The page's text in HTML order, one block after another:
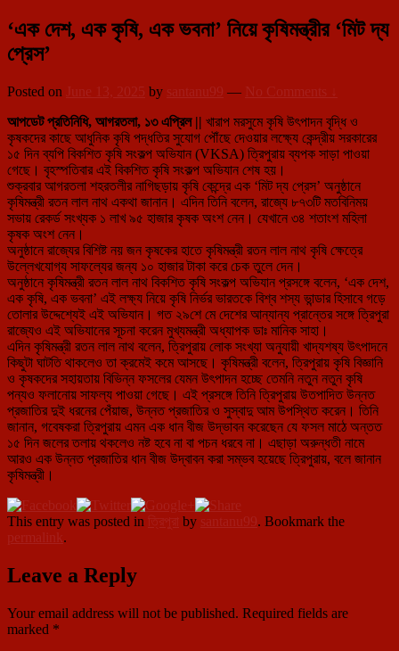
‘এক দেশ, এক কৃষি, এক ভবনা’ নিয়ে কৃষিমন্ত্রীর ‘মিট দ্য
প্রেস’
Posted on June 13, 2025 by santanu99 — No Comments ↓
আপডেট প্রতিনিধি, আগরতলা, ১৩ এপ্রিল || খারাপ মরসুমে কৃষি উৎপাদন বৃদ্ধি ও
কৃষকদের কাছে আধুনিক কৃষি পদ্ধতির সুযোগ পৌঁছে দেওয়ার লক্ষ্যে কেন্দ্রীয় সরকারের
১৫ দিন ব্যপি বিকশিত কৃষি সংকল্প অভিযান (VKSA) ত্রিপুরায় ব্যপক সাড়া পাওয়া
গেছে। বৃহস্পতিবার এই বিকশিত কৃষি সংকল্প অভিযান শেষ হয়।
শুক্রবার আগরতলা শহরতলীর নাগিছড়ায় কৃষি কেন্দ্রে এক ‘মিট দ্য প্রেস’ অনুষ্ঠানে
কৃষিমন্ত্রী রতন লাল নাথ একথা জানান। এদিন তিনি বলেন, রাজ্যে ৮৭৩টি মতবিনিময়
সভায় রেকর্ড সংখ্যক ১ লাখ ৯৫ হাজার কৃষক অংশ নেন। যেখানে ৩৪ শতাংশ মহিলা
কৃষক অংশ নেন।
অনুষ্ঠানে রাজ্যের বিশিষ্ট নয় জন কৃষকের হাতে কৃষিমন্ত্রী রতন লাল নাথ কৃষি ক্ষেত্রে
উল্লেখযোগ্য সাফল্যের জন্য ১০ হাজার টাকা করে চেক তুলে দেন।
অনুষ্ঠানে কৃষিমন্ত্রী রতন লাল নাথ বিকশিত কৃষি সংকল্প অভিযান প্রসঙ্গে বলেন, ‘এক দেশ,
এক কৃষি, এক ভবনা’ এই লক্ষ্য নিয়ে কৃষি নির্ভর ভারতকে বিশ্ব শস্য ভান্ডার হিসাবে গড়ে
তোলার উদ্দেশ্যেই এই অভিযান। গত ২৯শে মে দেশের আন্যান্য প্রান্তের সঙ্গে ত্রিপুরা
রাজ্যেও এই অভিযানের সূচনা করেন মুখ্যমন্ত্রী অধ্যাপক ডাঃ মানিক সাহা।
এদিন কৃষিমন্ত্রী রতন লাল নাথ বলেন, ত্রিপুরায় লোক সংখ্যা অনুযায়ী খাদ্যশষ্য উৎপাদনে
কিছুটা ঘাটতি থাকলেও তা ক্রমেই কমে আসছে। কৃষিমন্ত্রী বলেন, ত্রিপুরায় কৃষি বিজ্ঞানি
ও কৃষকদের সহায়তায় বিভিন্ন ফসলের যেমন উৎপাদন হচ্ছে তেমনি নতুন নতুন কৃষি
পন্যও ফলানোয় সাফল্য পাওয়া গেছে। এই প্রসঙ্গে তিনি ত্রিপুরায় উতপাদিত উন্নত
প্রজাতির দুই ধরনের পেঁয়াজ, উন্নত প্রজাতির ও সুস্বাদু আম উপস্থিত করেন। তিনি
জানান, গবেষকরা ত্রিপুরায় এমন এক ধান বীজ উদ্ভাবন করেছেন যে ফসল মাঠে অন্তত
১৫ দিন জলের তলায় থকলেও নষ্ট হবে না বা পচন ধরবে না। এছাড়া অরুন্ধতী নামে
আরও এক উন্নত প্রজাতির ধান বীজ উদ্বাবন করা সম্ভব হয়েছে ত্রিপুরায়, বলে জানান
কৃষিমন্ত্রী।
This entry was posted in ত্রিপুরা by santanu99. Bookmark the
permalink.
Leave a Reply
Your email address will not be published. Required fields are
marked *